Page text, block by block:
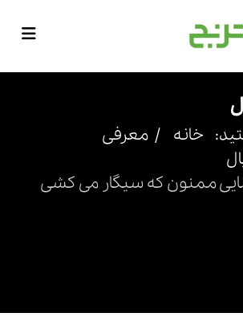
خانه
معرفی
ممنون که سیگار می کشی